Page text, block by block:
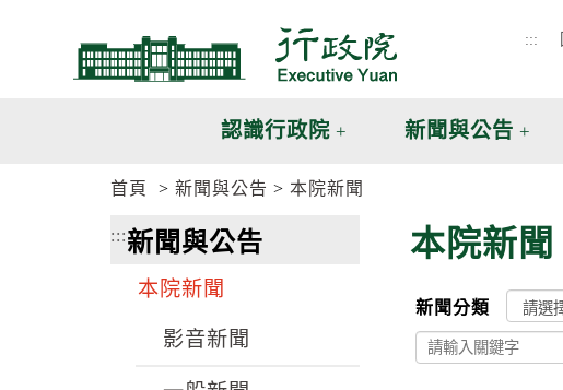
:::
認識行政院 新聞與公告
首頁 新聞與公告 本院新聞
:::新聞與公告
本院新聞
影音新聞
本院新聞
新聞分類